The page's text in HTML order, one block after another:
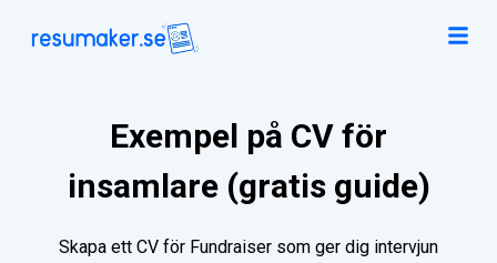
Exempel på CV för
insamlare (gratis guide)
Skapa ett CV för Fundraiser som ger dig intervjun